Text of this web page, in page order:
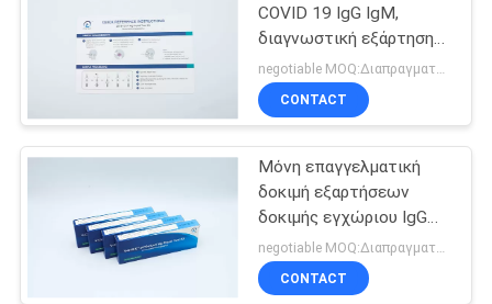
ΠΟΙΟΤΙΚΌΣ
ΕΛΆΤΕ
COVID 19 IgG IgM,
διαγνωστική εξάρτηση
αντισωμάτων κασετών
CONTACT
Μόνη επαγγελματική
δοκιμή εξαρτήσεων
δοκιμής εγχώριου IgG
IgM με τη ζωή του
προϊόντος στο ράφι 1
έτους
CONTACT